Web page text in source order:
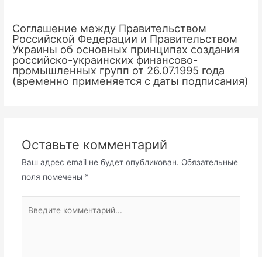
Соглашение между Правительством
Российской Федерации и Правительством
Украины об основных принципах создания
российско-украинских финансово-
промышленных групп от 26.07.1995 года
(временно применяется с даты подписания)
Оставьте комментарий
Ваш адрес email не будет опубликован. Обязательные
поля помечены *
комментарий...